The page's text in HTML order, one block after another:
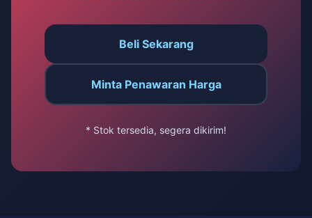
Beli Sekarang
Minta Penawaran Harga
* Stok tersedia, segera dikirim!